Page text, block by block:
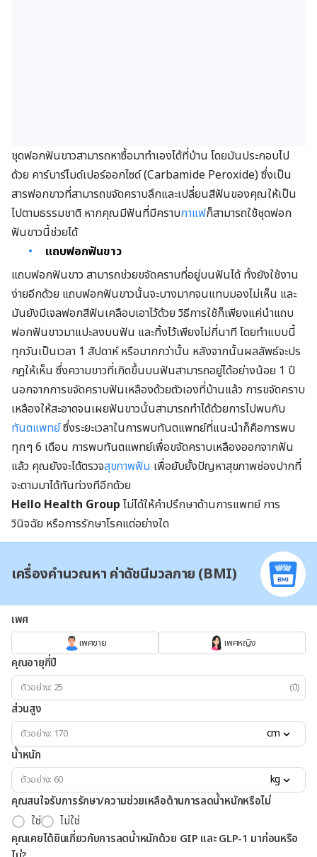
ชุดฟอกฟันขาวสามารถหาซื้อมาทำเองได้ที่บ้าน โดยมันประกอบไป
ด้วย คาร์บาร์ไมด์เปอร์ออกไซด์ (Carbamide Peroxide) ซึ่งเป็น
สารฟอกขาวที่สามารถขจัดคราบลึกและเปลี่ยนสีฟันของคุณให้เป็น
ไปตามธรรมชาติ หากคุณมีฟันที่มีคราบกาแฟก็สามารถใช้ชุดฟอก
ฟันขาวนี้ช่วยได้
แถบฟอกฟันขาว
แถบฟอกฟันขาว สามารถช่วยขจัดคราบที่อยู่บนฟันได้ ทั้งยังใช้งาน
ง่ายอีกด้วย แถบฟอกฟันขาวนั้นจะบางมากจนแทบมองไม่เห็น และ
มันยังมีเจลฟอกสีฟันเคลือบเอาไว้ด้วย วิธีการใช้ก็เพียงแค่นำแถบ
ฟอกฟันขาวมาแปะลงบนฟัน และทิ้งไว้เพียงไม่กี่นาที โดยทำแบบนี้
ทุกวันเป็นเวลา 1 สัปดาห์ หรือมากกว่านั้น หลังจากนั้นผลลัพธ์จะปร
กฎให้เห็น ซึ่งความขาวที่เกิดขึ้นบนฟันสามารถอยู่ได้อย่างน้อย 1 ปี
นอกจากการขจัดคราบฟันเหลืองด้วยตัวเองที่บ้านแล้ว การขจัดคราบ
เหลืองให้สะอาดจนเผยฟันขาวนั้นสามารถทำได้ด้วยการไปพบกับ
ทันตแพทย์ซึ่งระยะเวลาในการพบทันตแพทย์ที่แนะนำก็คือการพบ
ทุกๆ 6 เดือน การพบทันตแพทย์เพื่อขจัดคราบเหลืองออกจากฟัน
แล้ว คุณยังจะได้ตรวจสุขภาพฟัน เพื่อยับยั้งปัญหาสุขภาพช่องปากที่
จะตามมาได้ทันท่วงทีอีกด้วย
Hello Health Group ไม่ได้ให้คำปรึกษาด้านการแพทย์ การ
วินิจฉัย หรือการรักษาโรคแต่อย่างใด
เครื่องคำนวณหา ค่าดัชนีมวลกาย (BMI)
เพศ
เพศชาย เพศหญิง
คุณอายุกี่ปี
(ปี)
ส่วนสูง
cm
น้ำหนัก
kg
คุณสนใจรับการรักษา/ความช่วยเหลือด้านการลดน้ำหนักหรือไม่
ใช่
ไม่ใช่
คุณเคยได้ยินเกี่ยวกับการลดน้ำหนักด้วย GIP และ GLP-1 มาก่อนหรือ